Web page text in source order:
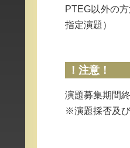
PTEG以外の
指定演題）
！注意！
演題募集期間
※演題採否及